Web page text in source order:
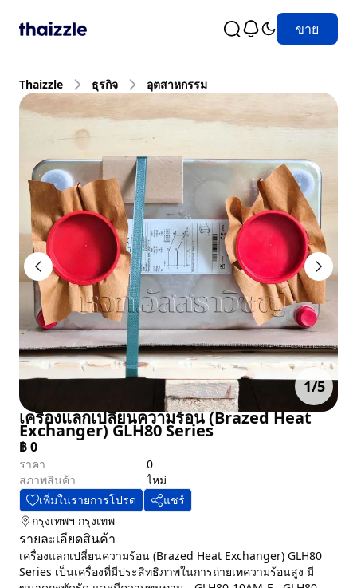
ขาย
Thaizzle ธุรกิจ อุตสาหกรรม
1/5
เครื่องแลกเปลี่ยนความร้อน (Brazed Heat
Exchanger) GLH80 Series
฿0
ราคา
0
สภาพสินค้า
ไหม่
เพิ่มในรายการโปรด
แชร์
กรุงเทพฯ กรุงเทพ
รายละเอียดสินค้า
เครื่องแลกเปลี่ยนความร้อน (Brazed Heat Exchanger) GLH80
Series เป็นเครื่องที่มีประสิทธิภาพในการถ่ายเทความร้อนสูง มี